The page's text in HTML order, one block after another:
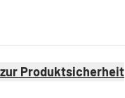
Produktsicherheit